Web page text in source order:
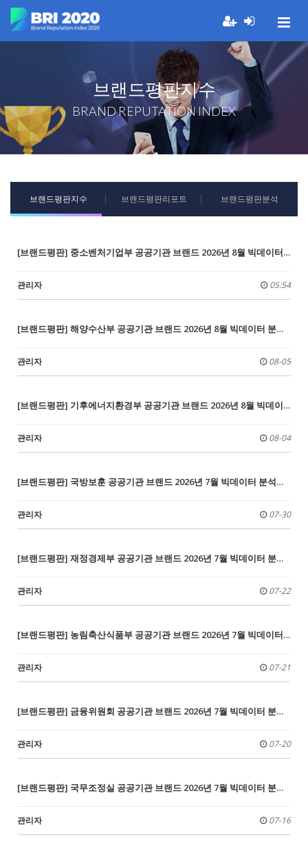
브랜드평판지수
BRAND REPUTATION INDEX
브랜드평판지수 브랜드평판리포트 브랜드평판분석
[브랜드평판] 중소벤처기업부 공공기관 브랜드 2026년 8월 빅데이터 분석결과...1위 공영홈쇼핑, 2위 소상공인시장진흥공단, 3위 기술보증기금
관리자 05:54
[브랜드평판] 해양수산부 공공기관 브랜드 2026년 8월 빅데이터 분석결과...1위 부산항만공사, 2위 인천항만공사, 3위 해양환경공단
관리자 08-05
[브랜드평판] 기후에너지환경부 공공기관 브랜드 2026년 8월 빅데이터 분석결과... 1위 한국수자원공사, 2위 한국환경공단, 3위 국립공원공단
관리자 08-04
[브랜드평판] 국방보훈 공공기관 브랜드 2026년 7월 빅데이터 분석결과...1위 독립기념관, 2위 국방과학연구소, 3위 한국국방연구원
관리자 07-30
[브랜드평판] 재정경제부 공공기관 브랜드 2026년 7월 빅데이터 분석결과...1위 한국조폐공사, 2위 한국투자공사, 3위 한국수출입은행
관리자 07-22
[브랜드평판] 농림축산식품부 공공기관 브랜드 2026년 7월 빅데이터 분석결과...1위 한국농어촌공사, 2위 한국농수산식품유통공사, 3위 축산물품질평가원
관리자 07-21
[브랜드평판] 금융위원회 공공기관 브랜드 2026년 7월 빅데이터 분석결과... 1위 한국주택금융공사, 2위 신용보증기금, 3위 서민금융진흥원
관리자 07-20
[브랜드평판] 국무조정실 공공기관 브랜드 2026년 7월 빅데이터 분석결과...1위 한국개발연구원, 2위 산업연구원, 3위 한국교육과정평가원
관리자 07-16